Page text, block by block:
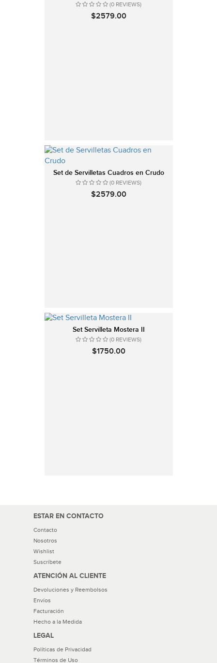
(0 REVIEWS)
$2579.00
Set de Servilletas Cuadros en Crudo
(0 REVIEWS)
$2579.00
Set Servilleta Mostera II
(0 REVIEWS)
$1750.00
ESTAR EN CONTACTO
Contacto
Nosotros
Wishlist
Suscríbete
ATENCIÓN AL CLIENTE
Devoluciones y Reembolsos
Envíos
Facturación
Hecho a la Medida
LEGAL
Políticas de Privacidad
Términos de Uso